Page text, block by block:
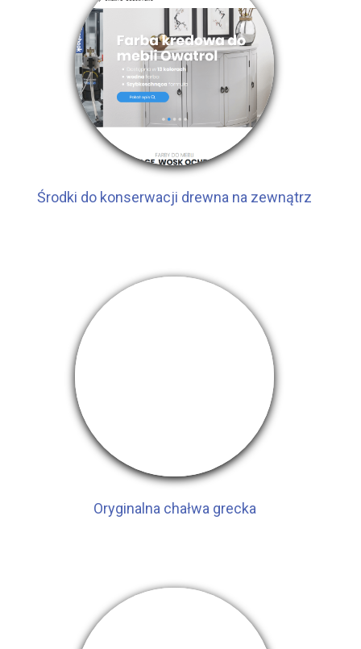
Środki do konserwacji drewna na zewnątrz
Oryginalna chałwa grecka